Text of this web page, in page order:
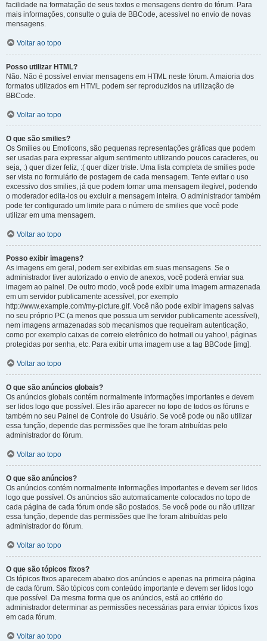
facilidade na formatação de seus textos e mensagens dentro do fórum. Para
mais informações, consulte o guia de BBCode, acessível no envio de novas
mensagens.
Voltar ao topo
Posso utilizar HTML?
Não. Não é possível enviar mensagens em HTML neste fórum. A maioria dos
formatos utilizados em HTML podem ser reproduzidos na utilização de
BBCode.
Voltar ao topo
O que são smilies?
Os Smilies ou Emoticons, são pequenas representações gráficas que podem
ser usadas para expressar algum sentimento utilizando poucos caracteres, ou
seja, :) quer dizer feliz, :( quer dizer triste. Uma lista completa de smilies pode
ser vista no formulário de postagem de cada mensagem. Tente evitar o uso
excessivo dos smilies, já que podem tornar uma mensagem ilegível, podendo
o moderador edita-los ou excluir a mensagem inteira. O administrador também
pode ter configurado um limite para o número de smilies que você pode
utilizar em uma mensagem.
Voltar ao topo
Posso exibir imagens?
As imagens em geral, podem ser exibidas em suas mensagens. Se o
administrador tiver autorizado o envio de anexos, você poderá enviar sua
imagem ao painel. De outro modo, você pode exibir uma imagem armazenada
em um servidor publicamente acessível, por exemplo
http://www.example.com/my-picture.gif. Você não pode exibir imagens salvas
no seu próprio PC (a menos que possua um servidor publicamente acessível),
nem imagens armazenadas sob mecanismos que requeiram autenticação,
como por exemplo caixas de correio eletrônico do hotmail ou yahoo!, páginas
protegidas por senha, etc. Para exibir uma imagem use a tag BBCode [img].
Voltar ao topo
O que são anúncios globais?
Os anúncios globais contém normalmente informações importantes e devem
ser lidos logo que possível. Eles irão aparecer no topo de todos os fóruns e
também no seu Painel de Controle do Usuário. Se você pode ou não utilizar
essa função, depende das permissões que lhe foram atribuídas pelo
administrador do fórum.
Voltar ao topo
O que são anúncios?
Os anúncios contém normalmente informações importantes e devem ser lidos
logo que possível. Os anúncios são automaticamente colocados no topo de
cada página de cada fórum onde são postados. Se você pode ou não utilizar
essa função, depende das permissões que lhe foram atribuídas pelo
administrador do fórum.
Voltar ao topo
O que são tópicos fixos?
Os tópicos fixos aparecem abaixo dos anúncios e apenas na primeira página
de cada fórum. São tópicos com conteúdo importante e devem ser lidos logo
que possível. Da mesma forma que os anúncios, está ao critério do
administrador determinar as permissões necessárias para enviar tópicos fixos
em cada fórum.
Voltar ao topo